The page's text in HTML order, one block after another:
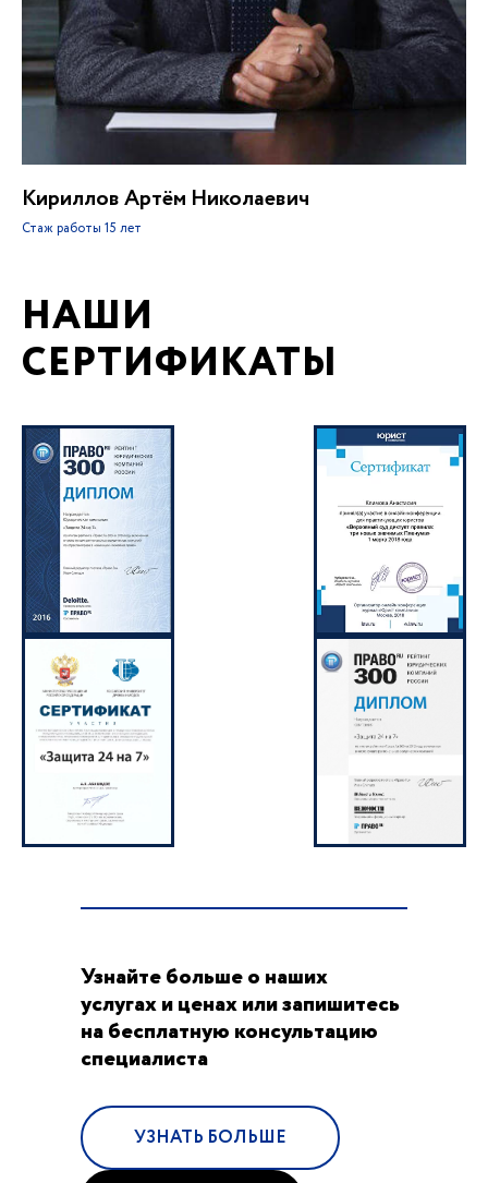
Кириллов Артём Николаевич
Стаж работы 15 лет
НАШИ
СЕРТИФИКАТЫ
Узнайте больше о наших
услугах и ценах или запишитесь
на бесплатную консультацию
специалиста
УЗНАТЬ БОЛЬШЕ